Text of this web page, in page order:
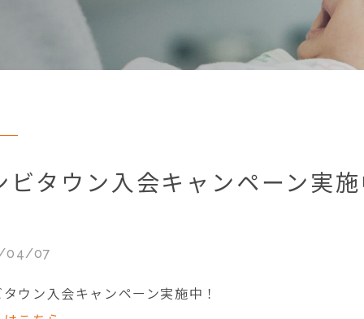
ビタウン入会キャンペーン実
04/07
ウン入会キャンペーン実施中！